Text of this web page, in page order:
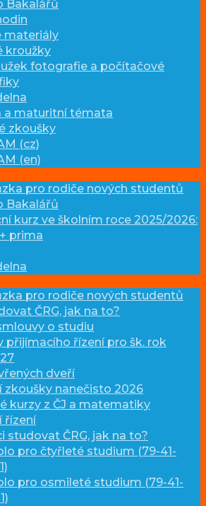
Bakalářů
materiály
kroužky
fotografie a počítačové
a maturitní témata
zkoušky
(cz)
(en)
pro rodiče nových studentů
Bakalářů
kurz ve školním roce 2025/2026:
prima
pro rodiče nových studentů
ČRG, jak na to?
o studiu
přijímacího řízení pro šk. rok
dveří
zkoušky nanečisto 2026
kurzy z ČJ a matematiky
řízení
studovat ČRG, jak na to?
pro čtyřleté studium (79-41-
pro osmileté studium (79-41-